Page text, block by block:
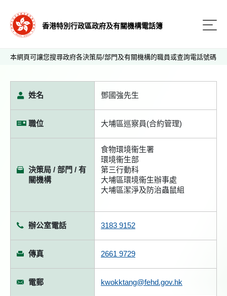
香港特別行政區政府及有關機構電話簿
本網頁可讓您搜尋政府各決策局/部門及有關機構的職員或查詢電話號碼
姓名 鄧國強先生
職位 大埔區巡察員(合約管理)
決策局 / 部門 / 有
關機構
食物環境衞生署
環境衞生部
第三行動科
大埔區環境衞生辦事處
大埔區潔淨及防治蟲鼠組
辦公室電話 3183 9152
傳真 2661 9729
電郵 kwokktang@fehd.gov.hk